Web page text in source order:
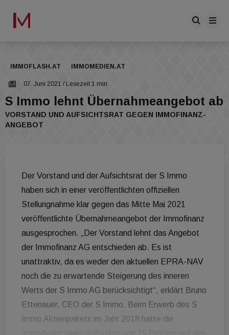
IMMOFLASH.AT IMMOMEDIEN.AT
07. Juni 2021 / Lesezeit 1 min
S Immo lehnt Übernahmeangebot ab
VORSTAND UND AUFSICHTSRAT GEGEN IMMOFINANZ-
ANGEBOT
Der Vorstand und der Aufsichtsrat der S Immo
haben sich in einer veröffentlichten offiziellen
Stellungnahme klar gegen das Mitte Mai 2021
veröffentlichte Übernahmeangebot der Immofinanz
ausgesprochen. „Der Vorstand lehnt das Angebot
der Immofinanz AG entschieden ab. Es ist
unattraktiv, da es weder den aktuellen EPRA-NAV
noch die zu erwartende Steigerung des inneren
Werts der S Immo AG berücksichtigt“, erklärt Bruno
Ettenauer, CEO der S Immo. Beim Erwerb des S
Immo Aktienpakets im Jahr 2018 hatte die